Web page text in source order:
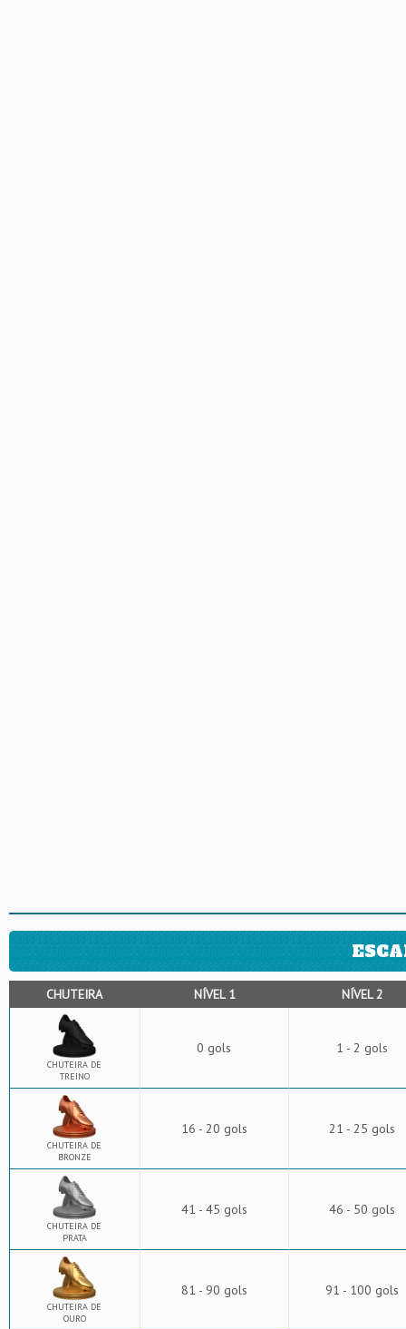
CHUTEIRA NÍVEL 1 NÍVEL 2
CHUTEIRA DE
TREINO
0 gols 1 - 2 gols
CHUTEIRA DE
BRONZE
16 - 20 gols 21 - 25 gols
CHUTEIRA DE
PRATA
41 - 45 gols 46 - 50 gols
CHUTEIRA DE
OURO
81 - 90 gols 91 - 100 gols